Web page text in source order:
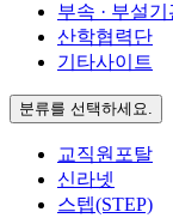
부속 · 부설기
산학협력단
기타사이트
분류를 선택하세요.
교직원포탈
신라넷
스텝(STEP)